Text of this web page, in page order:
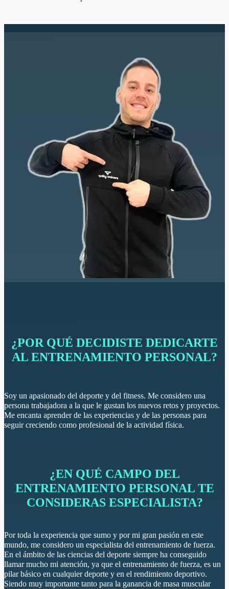
¿POR QUÉ DECIDISTE DEDICARTE
AL ENTRENAMIENTO PERSONAL?
Soy un apasionado del deporte y del fitness. Me considero una
persona trabajadora a la que le gustan los nuevos retos y proyectos.
Me encanta aprender de las experiencias y de las personas para
seguir creciendo como profesional de la actividad física.
¿EN QUÉ CAMPO DEL
ENTRENAMIENTO PERSONAL TE
CONSIDERAS ESPECIALISTA?
Por toda la experiencia que sumo y por mi gran pasión en este
mundo, me considero un especialista del entrenamiento de fuerza.
En el ámbito de las ciencias del deporte siempre ha conseguido
llamar mucho mi atención, ya que el entrenamiento de fuerza, es un
pilar básico en cualquier deporte y en el rendimiento deportivo.
Siendo muy importante tanto para la ganancia de masa muscular